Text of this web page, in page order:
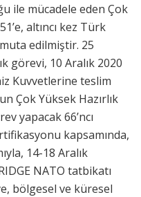
ile mücadele eden Çok
altıncı kez Türk
edilmiştir. 25
görevi, 10 Aralık 2020
Kuvvetlerine teslim
Çok Yüksek Hazırlık
yapacak 66’ncı
kapsamında,
14-18 Aralık
NATO tatbikatı
bölgesel ve küresel